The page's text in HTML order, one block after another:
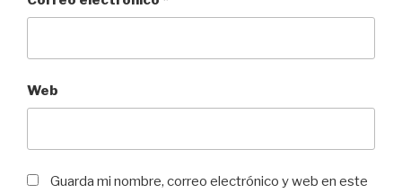
Web
Guarda mi nombre, correo electrónico y web en este